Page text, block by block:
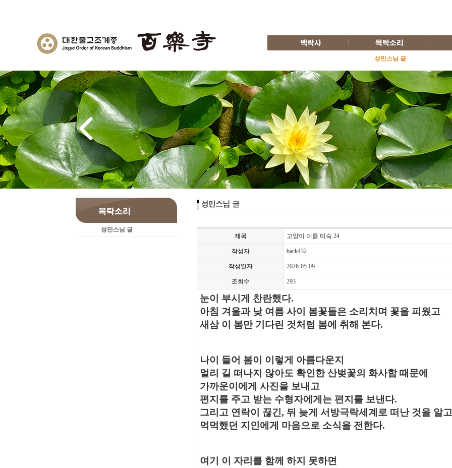
성민스님 글
성민스님 글
제목
고양이 이름 미숙 24
작성자 back432
작성일자 2026-05-09
조회수 293
눈이 부시게 찬란했다.
아침 겨울과 낮 여름 사이 봄꽃들은 소리치며 꽃을 피웠고
새삼 이 봄만 기다린 것처럼 봄에 취해 본다.
나이 들어 봄이 이렇게 아름다운지
멀리 길 떠나지 않아도 확인한 산벚꽃의 화사함 때문에
가까운이에게 사진을 보내고
편지를 주고 받는 수형자에게는 편지를 보낸다.
그리고 연락이 끊긴, 뒤 늦게 서방극락세계로 떠난 것을 알고
먹먹했던 지인에게 마음으로 소식을 전한다.
여기 이 자리를 함께 하지 못하면